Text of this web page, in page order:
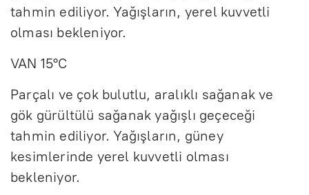
tahmin ediliyor. Yağışların, yerel kuvvetli
olması bekleniyor.
VAN 15°C
Parçalı ve çok bulutlu, aralıklı sağanak ve
gök gürültülü sağanak yağışlı geçeceği
tahmin ediliyor. Yağışların, güney
kesimlerinde yerel kuvvetli olması
bekleniyor.